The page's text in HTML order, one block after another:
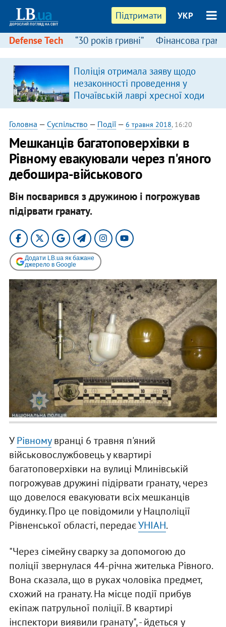
Підтримати УКР
Defense Tech “30 років гривні” Фінансова
Поліція отримала заяву щодо
незаконності проведення у
Почаївській лаврі хресної ходи
Головна — Суспільство — Події— 6 травня 2018, 16:20
Мешканців багатоповерхівки в
Рівному евакуювали через п'яного
дебошира-військового
Він посварився з дружиною і погрожував
підірвати гранату.
Додати LB.ua як бажане
джерело в Google
УРівномувранці 6 травня п'яний
військовослужбовець у квартирі
багатоповерхівки на вулиці Млинівській
погрожував дружині підірвати гранату, через
що довелося евакуювати всіх мешканців
будинку. Про це повідомили у Нацполіції
Рівненської області, передаєУНІАН.
"Через сімейну сварку за допомогою до
поліції звернулася 44-річна жителька Рівного.
Вона сказала, що в руках чоловіка предмет,
схожий на гранату. На місце події прибув
екіпаж патрульної поліції. В квартирі
інспектори виявили гранату", - йдеться у